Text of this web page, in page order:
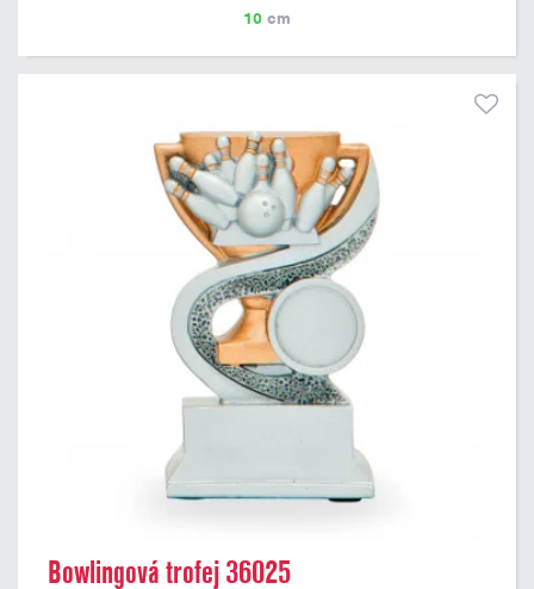
10 cm
Bowlingová trofej 36025